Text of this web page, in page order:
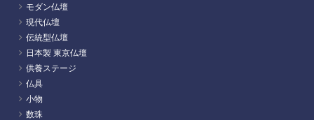
モダン仏壇
現代仏壇
伝統型仏壇
日本製 東京仏壇
供養ステージ
仏具
小物
数珠